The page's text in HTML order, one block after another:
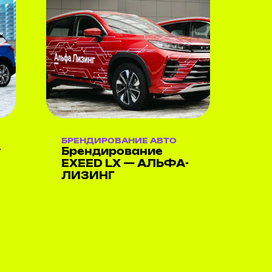
БРЕНДИРОВАНИЕ АВТО
Брендирование
EXEED LX — АЛЬФА-
ЛИЗИНГ